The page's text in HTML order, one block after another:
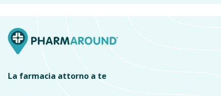
La farmacia attorno a te